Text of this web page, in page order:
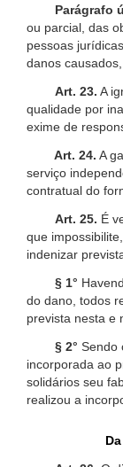
Parágrafo
ou parcial, das
pessoas
danos
Art. 23. A
qualidade por
exime de
Art. 24. A
serviço
contratual do
Art. 25. É
que
indenizar
§ 1°
do dano, todos
prevista nesta e
§ 2° Sendo
incorporada ao
solidários seu
realizou a